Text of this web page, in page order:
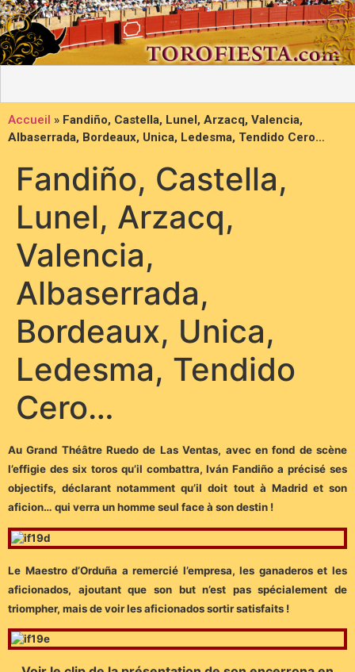
Accueil » Fandiño, Castella, Lunel, Arzacq, Valencia,
Albaserrada, Bordeaux, Unica, Ledesma, Tendido Cero…
Fandiño, Castella,
Lunel, Arzacq,
Valencia,
Albaserrada,
Bordeaux, Unica,
Ledesma, Tendido
Cero…
Au Grand Théâtre Ruedo de Las Ventas, avec en fond de scène
l’effigie des six toros qu’il combattra, Iván Fandiño a précisé ses
objectifs, déclarant notamment qu’il doit tout à Madrid et son
aficion… qui verra un homme seul face à son destin !
Le Maestro d’Orduña a remercié l’empresa, les ganaderos et les
aficionados, ajoutant que son but n’est pas spécialement de
triompher, mais de voir les aficionados sortir satisfaits !